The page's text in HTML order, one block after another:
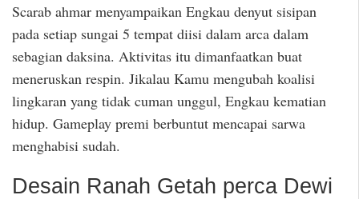
Scarab ahmar menyampaikan Engkau denyut sisipan
pada setiap sungai 5 tempat diisi dalam arca dalam
sebagian daksina. Aktivitas itu dimanfaatkan buat
meneruskan respin. Jikalau Kamu mengubah koalisi
lingkaran yang tidak cuman unggul, Engkau kematian
hidup. Gameplay premi berbuntut mencapai sarwa
menghabisi sudah.
Desain Ranah Getah perca Dewi